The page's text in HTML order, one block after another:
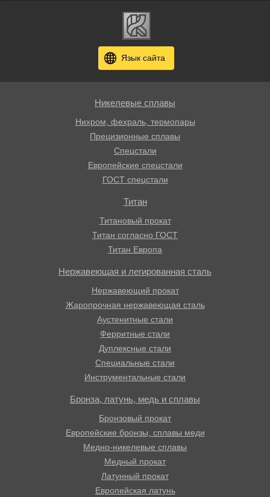
Язык сайта
Никелевые сплавы
Нихром, фехраль, термопары
Прецизионные сплавы
Спецстали
Европейские спецстали
ГОСТ спецстали
Титан
Титановый прокат
Титан согласно ГОСТ
Титан Европа
Нержавеющая и легированная сталь
Нержавеющий прокат
Жаропрочная нержавеющая сталь
Аустенитные стали
Ферритные стали
Дуплексные стали
Специальные стали
Инструментальные стали
Бронза, латунь, медь и сплавы
Бронзовый прокат
Европейские бронзы, сплавы меди
Медно-никелевые сплавы
Медный прокат
Латунный прокат
Европейская латунь